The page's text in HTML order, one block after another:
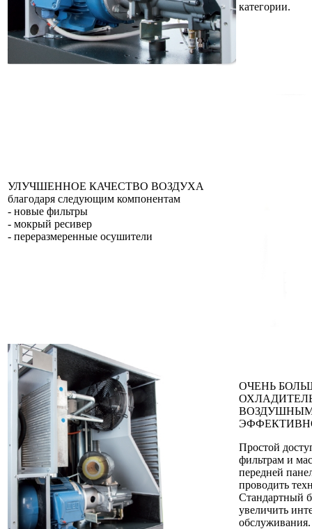
категории.
УЛУЧШЕННОЕ КАЧЕСТВО ВОЗДУХА
благодаря следующим компонентам
- новые фильтры
- мокрый ресивер
- переразмеренные осушители
ОЧЕНЬ
Простой
фильтрам и
передней
проводить
Стандартный
увеличить
обслуживания.